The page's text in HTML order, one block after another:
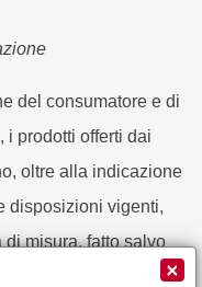
del consumatore e di
i prodotti offerti dai
oltre alla indicazione
disposizioni vigenti,
misura, fatto salvo
16.
×